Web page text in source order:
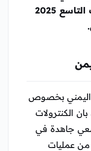
مأرب الشرعية نتائج الصف التاسع 2025
اليمني بخصوص
بان الكنترولات
جاهدة في
من عمليات